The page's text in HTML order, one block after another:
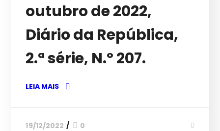
outubro de 2022,
Diário da República,
2.ª série, N.º 207.
LEIA MAIS
19/12/2022 0